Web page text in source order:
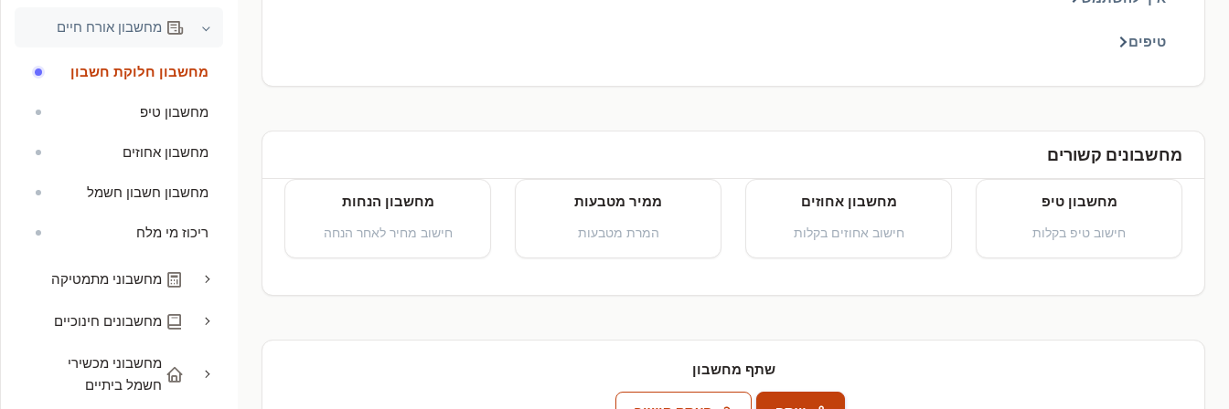
מחשבון אורח חיים
מחשבון חלוקת חשבון
מחשבון טיפ
מחשבון אחוזים
מחשבון חשבון חשמל
ריכוז מי מלח
מחשבוני מתמטיקה
מחשבונים חינוכיים
מחשבוני מכשירי
חשמל ביתיים
טיפים
מחשבונים קשורים
מחשבון טיפ
חישוב טיפ בקלות
מחשבון אחוזים
חישוב אחוזים בקלות
ממיר מטבעות
המרת מטבעות
מחשבון הנחות
חישוב מחיר לאחר הנחה
שתף מחשבון